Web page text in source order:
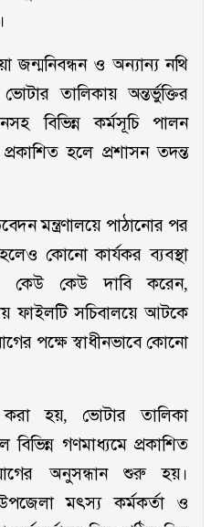
জন্মনিবন্ধন ও অন্যান্য নথি
তালিকায় অন্তর্ভুক্তির
বিভিন্ন কর্মসূচি পালন
হলে প্রশাসন তদন্ত
মন্ত্রণালয়ে পাঠানোর পর
কোনো কার্যকর ব্যবস্থা
কেউ কেউ দাবি করেন,
ফাইলটি সচিবালয়ে আটকে
পক্ষে স্বাধীনভাবে কোনো
করা হয়, ভোটার তালিকা
বিভিন্ন গণমাধ্যমে প্রকাশিত
অনুসন্ধান শুরু হয়।
মৎস্য কর্মকর্তা ও